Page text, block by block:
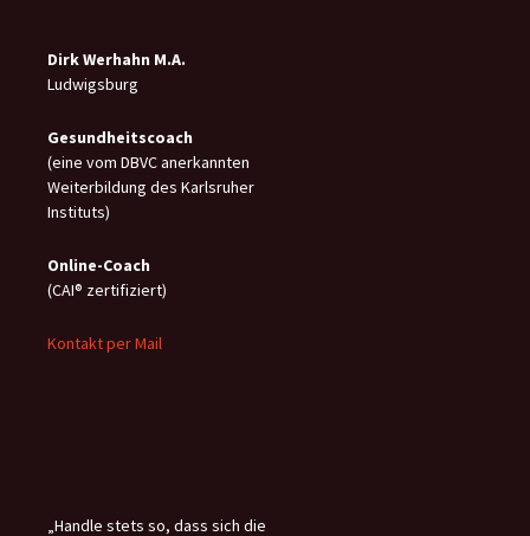
Dirk Werhahn M.A.
Ludwigsburg
Gesundheitscoach
(eine vom DBVC anerkannten
Weiterbildung des Karlsruher
Instituts)
Online-Coach
(CAI® zertifiziert)
Kontakt per Mail
„Handle stets so, dass sich die